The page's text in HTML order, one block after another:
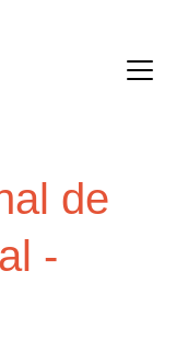
de
-